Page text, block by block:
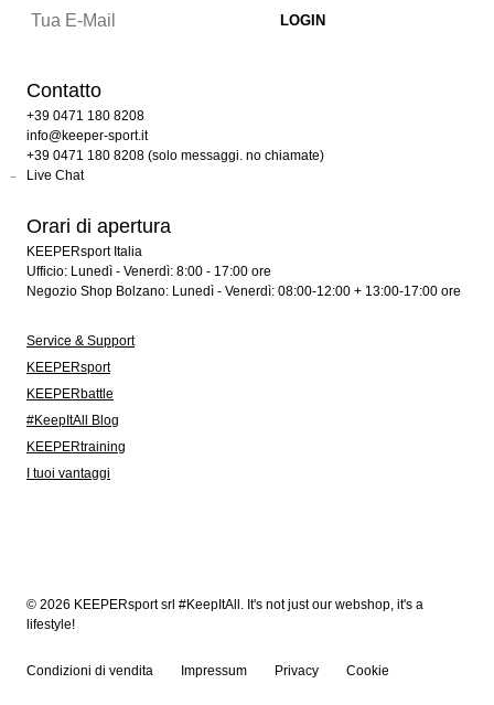
Contatto
+39 0471 180 8208
info@keeper-sport.it
+39 0471 180 8208 (solo messaggi. no chiamate)
Live Chat
Orari di apertura
KEEPERsport Italia
Ufficio: Lunedì - Venerdì: 8:00 - 17:00 ore
Negozio Shop Bolzano: Lunedì - Venerdì: 08:00-12:00 + 13:00-17:00 ore
Service & Support
KEEPERsport
KEEPERbattle
#KeepItAll Blog
KEEPERtraining
I tuoi vantaggi
© 2026 KEEPERsport srl #KeepItAll. It's not just our webshop, it's a
lifestyle!
Condizioni di vendita Impressum Privacy Cookie